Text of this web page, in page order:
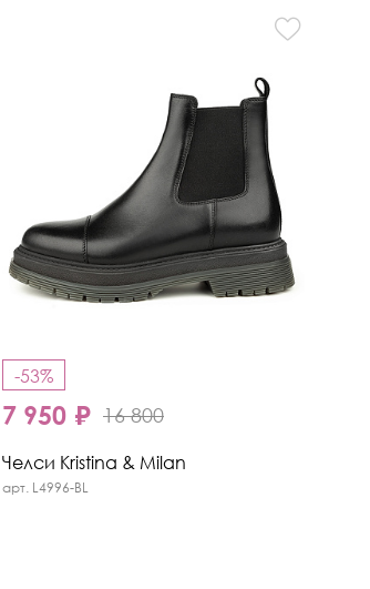
-53%
7 950 ₽ 16 800
Челси Kristina & Milan
арт. L4996-BL